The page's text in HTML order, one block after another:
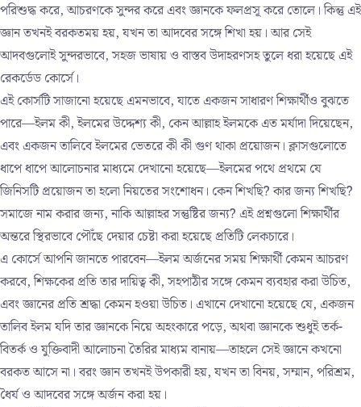
পরিশুদ্ধ করে, আচরণকে সুন্দর করে এবং জ্ঞানকে ফলপ্রসূ করে তোলে। কিন্তু এই
জ্ঞান তখনই বরকতময় হয়, যখন তা আদবের সঙ্গে শিখা হয়। আর সেই
আদবগুলোই সুন্দরভাবে, সহজ ভাষায় ও বাস্তব উদাহরণসহ তুলে ধরা হয়েছে এই
রেকর্ডেড কোর্সে।
এই কোর্সটি সাজানো হয়েছে এমনভাবে, যাতে একজন সাধারণ শিক্ষার্থীও বুঝতে
পারে—ইলম কী, ইলমের উদ্দেশ্য কী, কেন আল্লাহ ইলমকে এত মর্যাদা দিয়েছেন,
এবং একজন তালিবে ইলমের ভেতরে কী কী গুণ থাকা প্রয়োজন। ক্লাসগুলোতে
ধাপে ধাপে আলোচনার মাধ্যমে দেখানো হয়েছে—ইলমের পথে প্রথমে যে
জিনিসটি প্রয়োজন তা হলো নিয়তের সংশোধন। কেন শিখছি? কার জন্য শিখছি?
সমাজে নাম করার জন্য, নাকি আল্লাহর সন্তুষ্টির জন্য? এই প্রশ্নগুলো শিক্ষার্থীর
অন্তরে স্থিরভাবে পৌঁছে দেয়ার চেষ্টা করা হয়েছে প্রতিটি লেকচারে।
এ কোর্সে আপনি জানতে পারবেন—ইলম অর্জনের সময় শিক্ষার্থী কেমন আচরণ
করবে, শিক্ষকের প্রতি তার দায়িত্ব কী, সহপাঠীর সঙ্গে কেমন ব্যবহার করা উচিত,
এবং জ্ঞানের প্রতি শ্রদ্ধা কেমন হওয়া উচিত। এখানে দেখানো হয়েছে যে, একজন
তালিব ইলম যদি তার জ্ঞানকে নিয়ে অহংকারে পড়ে, অথবা জ্ঞানকে শুধুই তর্ক-
বিতর্ক ও যুক্তিবাদী আলোচনা তৈরির মাধ্যম বানায়—তাহলে সেই জ্ঞানে কখনো
বরকত আসে না। বরং জ্ঞান তখনই উপকারী হয়, যখন তা বিনয়, সম্মান, পরিশ্রম,
ধৈর্য ও আদবের সঙ্গে অর্জন করা হয়।